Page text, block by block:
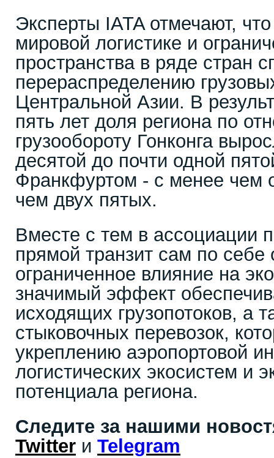
Эксперты IATA отмечают,
мировой логистике и
пространства в ряде стран
перераспределению
Центральной Азии. В
пять лет доля региона по
грузообороту Гонконга
десятой до почти одной
Франкфуртом - с менее чем
чем двух пятых.
Вместе с тем в ассоциации
прямой транзит сам по себе
ограниченное влияние на
значимый эффект
исходящих грузопотоков, а
стыковочных перевозок,
укреплению аэропортовой
логистических экосистем и
потенциала региона.
Следите за нашими
Twitter и Telegram